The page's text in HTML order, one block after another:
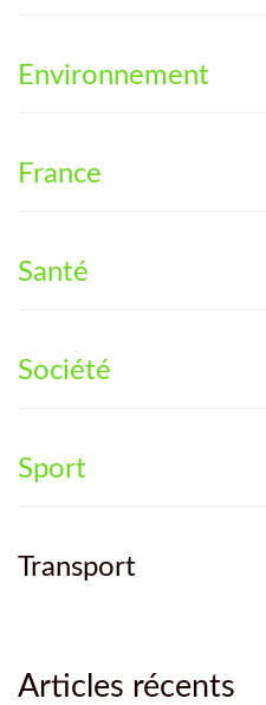
Environnement
France
Santé
Société
Sport
Transport
Articles récents